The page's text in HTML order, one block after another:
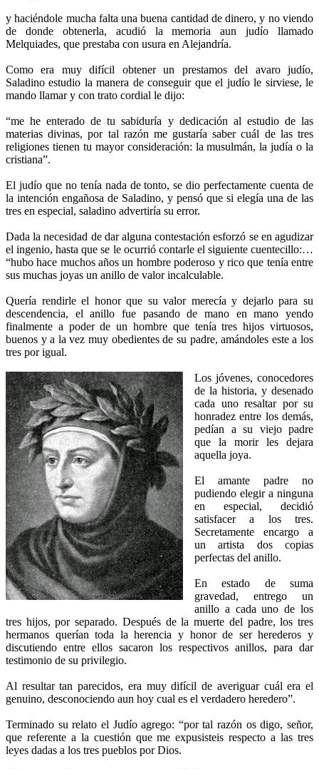
y haciéndole mucha falta una buena cantidad de dinero, y no viendo
de donde obtenerla, acudió la memoria aun judío llamado
Melquiades, que prestaba con usura en Alejandría.
Como era muy difícil obtener un prestamos del avaro judío,
Saladino estudio la manera de conseguir que el judío le sirviese, le
mando llamar y con trato cordial le dijo:
“me he enterado de tu sabiduría y dedicación al estudio de las
materias divinas, por tal razón me gustaría saber cuál de las tres
religiones tienen tu mayor consideración: la musulmán, la judía o la
cristiana”.
El judío que no tenía nada de tonto, se dio perfectamente cuenta de
la intención engañosa de Saladino, y pensó que si elegía una de las
tres en especial, saladino advertiría su error.
Dada la necesidad de dar alguna contestación esforzó se en agudizar
el ingenio, hasta que se le ocurrió contarle el siguiente cuentecillo:…
“hubo hace muchos años un hombre poderoso y rico que tenía entre
sus muchas joyas un anillo de valor incalculable.
Quería rendirle el honor que su valor merecía y dejarlo para su
descendencia, el anillo fue pasando de mano en mano yendo
finalmente a poder de un hombre que tenía tres hijos virtuosos,
buenos y a la vez muy obedientes de su padre, amándoles este a los
tres por igual.
Los jóvenes, conocedores
de la historia, y desenado
cada uno resaltar por su
honradez entre los demás,
pedían a su viejo padre
que la morir les dejara
aquella joya.
El amante padre no
pudiendo elegir a ninguna
en especial, decidió
satisfacer a los tres.
Secretamente encargo a
un artista dos copias
perfectas del anillo.
En estado de suma
gravedad, entrego un
anillo a cada uno de los
tres hijos, por separado. Después de la muerte del padre, los tres
hermanos querían toda la herencia y honor de ser herederos y
discutiendo entre ellos sacaron los respectivos anillos, para dar
testimonio de su privilegio.
Al resultar tan parecidos, era muy difícil de averiguar cuál era el
genuino, desconociendo aun hoy cual es el verdadero heredero”.
Terminado su relato el Judío agrego: “por tal razón os digo, señor,
que referente a la cuestión que me expusisteis respecto a las tres
leyes dadas a los tres pueblos por Dios.